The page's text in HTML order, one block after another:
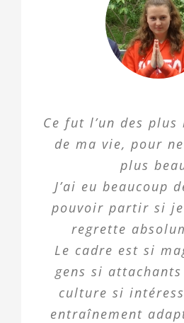
Ce fut l’un des plus
de ma vie, pour
plus
J’ai eu beaucoup
pouvoir partir si
regrette
Le cadre est si
gens si
culture si
entraînement